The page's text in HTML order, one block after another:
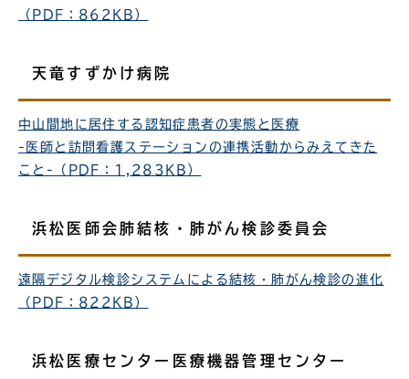
（PDF：862KB）
天竜すずかけ病院
中山間地に居住する認知症患者の実態と医療
-医師と訪問看護ステーションの連携活動からみえてきた
こと-（PDF：1,283KB）
浜松医師会肺結核・肺がん検診委員会
遠隔デジタル検診システムによる結核・肺がん検診の進化
（PDF：822KB）
浜松医療センター医療機器管理センター